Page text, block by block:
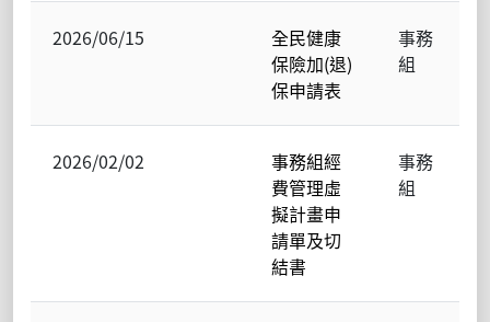
2026/06/15
全民健康
保險加(退)
保申請表
事務
組
2026/02/02
事務組經
費管理虛
擬計畫申
請單及切
結書
事務
組